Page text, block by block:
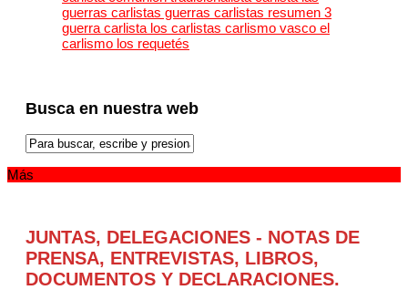
Busca en nuestra web
Más
JUNTAS, DELEGACIONES - NOTAS DE
PRENSA, ENTREVISTAS, LIBROS,
DOCUMENTOS Y DECLARACIONES.